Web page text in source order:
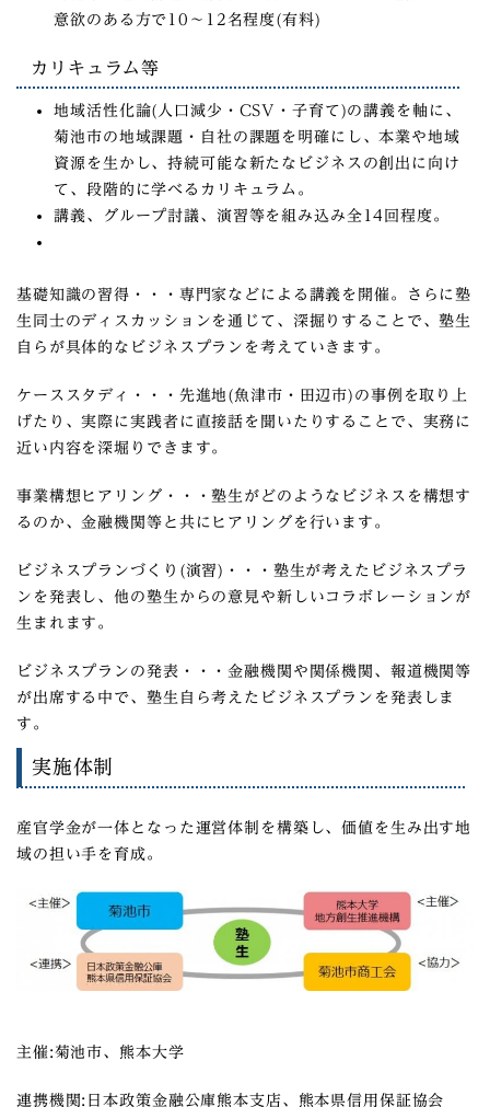
意欲のある方で10～12名程度(有料)
カリキュラム等
地域活性化論(人口減少・CSV・子育て)の講義を軸に、
菊池市の地域課題・自社の課題を明確にし、本業や地域
資源を生かし、持続可能な新たなビジネスの創出に向け
て、段階的に学べるカリキュラム。
講義、グループ討議、演習等を組み込み全14回程度。
基礎知識の習得 ・・・専門家などによる講義を開催。さらに塾
生同士のディスカッションを通じて、深掘りすることで、塾生
自らが具体的なビジネスプランを考えていきます。
ケーススタディ
・・・先進地(魚津市・田辺市)の事例を取り上
げたり、実際に実践者に直接話を聞いたりすることで、実務に
近い内容を深堀りできます。
事業構想ヒアリング ・・・塾生がどのようなビジネスを構想す
るのか、金融機関等と共にヒアリングを行います。
ビジネスプランづくり(演習) ・・・塾生が考えたビジネスプラ
ンを発表し、他の塾生からの意見や新しいコラボレーションが
生まれます。
ビジネスプランの発表 ・・・金融機関や関係機関、報道機関等
が出席する中で、塾生自ら考えたビジネスプランを発表しま
す。
実施体制
産官学金が一体となった運営体制を構築し、価値を生み出す地
域の担い手を育成。
主催:菊池市、熊本大学
連携機関:日本政策金融公庫熊本支店、熊本県信用保証協会